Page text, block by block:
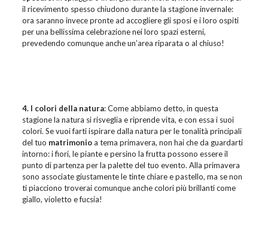
il ricevimento spesso chiudono durante la stagione invernale:
ora saranno invece pronte ad accogliere gli sposi e i loro ospiti
per una bellissima celebrazione nei loro spazi esterni,
prevedendo comunque anche un’area riparata o al chiuso!
4. I colori della natura: Come abbiamo detto, in questa
stagione la natura si risveglia e riprende vita, e con essa i suoi
colori. Se vuoi farti ispirare dalla natura per le tonalità principali
del tuo matrimonioa tema primavera, non hai che da guardarti
intorno: i fiori, le piante e persino la frutta possono essere il
punto di partenza per la palette del tuo evento. Alla primavera
sono associate giustamente le tinte chiare e pastello, ma se non
ti piacciono troverai comunque anche colori più brillanti come
giallo, violetto e fucsia!